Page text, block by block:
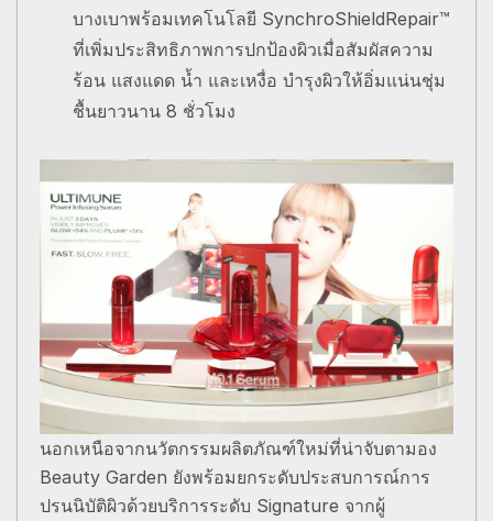
บางเบาพร้อมเทคโนโลยี SynchroShieldRepair™
ที่เพิ่มประสิทธิภาพการปกป้องผิวเมื่อสัมผัสความ
ร้อน แสงแดด น้ำ และเหงื่อ บำรุงผิวให้อิ่มแน่นชุ่ม
ชื้นยาวนาน 8 ชั่วโมง
นอกเหนือจากนวัตกรรมผลิตภัณฑ์ใหม่ที่น่าจับตามอง
Beauty Garden ยังพร้อมยกระดับประสบการณ์การ
ปรนนิบัติผิวด้วยบริการระดับ Signature จากผู้